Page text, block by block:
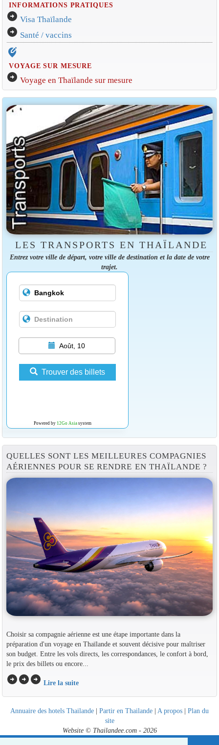
INFORMATIONS PRATIQUES
arrow_circle_right Visa Thaïlande
arrow_circle_right Santé / vaccins
edit_location_alt
VOYAGE SUR MESURE
arrow_circle_right Voyage en Thaïlande sur mesure
LES TRANSPORTS EN THAÏLANDE
Entrez votre ville de départ, votre ville de destination et la date de votre
trajet.
Août, 10
Trouver des billets
Powered by 12Go Asiasystem
QUELLES SONT LES MEILLEURES COMPAGNIES
AÉRIENNES POUR SE RENDRE EN THAÏLANDE ?
Choisir sa compagnie aérienne est une étape importante dans la
préparation d'un voyage en Thaïlande et souvent décisive pour maîtriser
son budget. Entre les vols directs, les correspondances, le confort à bord,
le prix des billets ou encore...
arrow_circle_rightarrow_circle_rightarrow_circle_right Lire la suite
Annuaire des hotels Thailande | Partir en Thailande | A propos | Plan du
site
Website © Thailandee.com - 2026